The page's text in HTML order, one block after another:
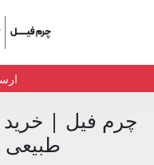
چرم فیل |
طبیعی